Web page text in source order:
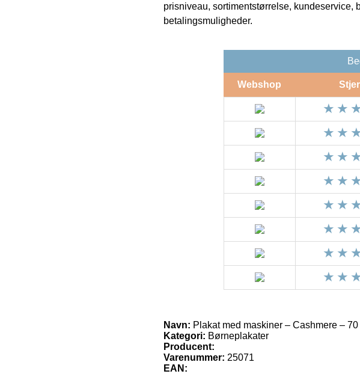
prisniveau, sortimentstørrelse, kundeservice,
betalingsmuligheder.
Webshop
Navn: Plakat med maskiner – Cashmere –
Kategori: Børneplakater
Producent:
Varenummer: 25071
EAN: